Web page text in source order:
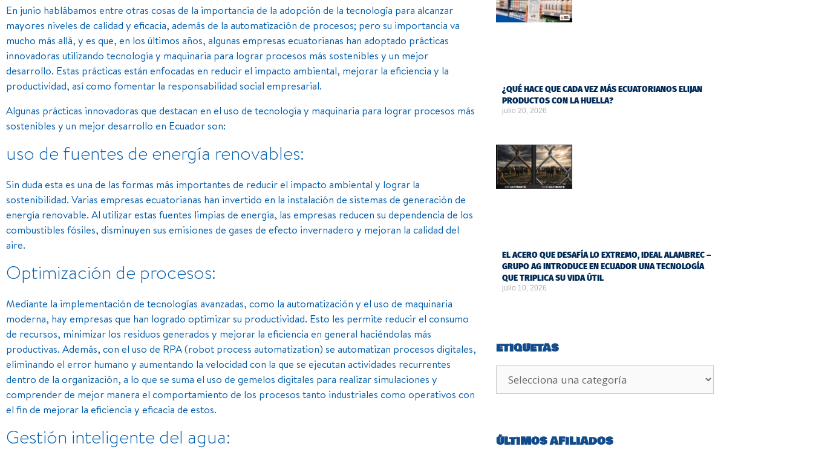
En junio hablábamos entre otras cosas de la importancia de la adopción de la tecnología para alcanzar
mayores niveles de calidad y eficacia, además de la automatización de procesos; pero su importancia va
mucho más allá, y es que, en los últimos años, algunas empresas ecuatorianas han adoptado prácticas
innovadoras utilizando tecnología y maquinaria para lograr procesos más sostenibles y un mejor
desarrollo. Estas prácticas están enfocadas en reducir el impacto ambiental, mejorar la eficiencia y la
productividad, así como fomentar la responsabilidad social empresarial.
Algunas prácticas innovadoras que destacan en el uso de tecnología y maquinaria para lograr procesos más
sostenibles y un mejor desarrollo en Ecuador son:
uso de fuentes de energía renovables:
Sin duda esta es una de las formas más importantes de reducir el impacto ambiental y lograr la
sostenibilidad. Varias empresas ecuatorianas han invertido en la instalación de sistemas de generación de
energía renovable. Al utilizar estas fuentes limpias de energía, las empresas reducen su dependencia de los
combustibles fósiles, disminuyen sus emisiones de gases de efecto invernadero y mejoran la calidad del
aire.
Optimización de procesos:
Mediante la implementación de tecnologías avanzadas, como la automatización y el uso de maquinaria
moderna, hay empresas que han logrado optimizar su productividad. Esto les permite reducir el consumo
de recursos, minimizar los residuos generados y mejorar la eficiencia en general haciéndolas más
productivas. Además, con el uso de RPA (robot process automatization) se automatizan procesos digitales,
eliminando el error humano y aumentando la velocidad con la que se ejecutan actividades recurrentes
dentro de la organización, a lo que se suma el uso de gemelos digitales para realizar simulaciones y
comprender de mejor manera el comportamiento de los procesos tanto industriales como operativos con
el fin de mejorar la eficiencia y eficacia de estos.
Gestión inteligente del agua:
¿QUÉ HACE QUE CADA VEZ MÁS ECUATORIANOS ELIJAN
PRODUCTOS CON LA HUELLA?
julio 20, 2026
EL ACERO QUE DESAFÍA LO EXTREMO, IDEAL ALAMBREC –
GRUPO AG INTRODUCE EN ECUADOR UNA TECNOLOGÍA
QUE TRIPLICA SU VIDA ÚTIL
julio 10, 2026
ETIQUETAS
ÚLTIMOS AFILIADOS